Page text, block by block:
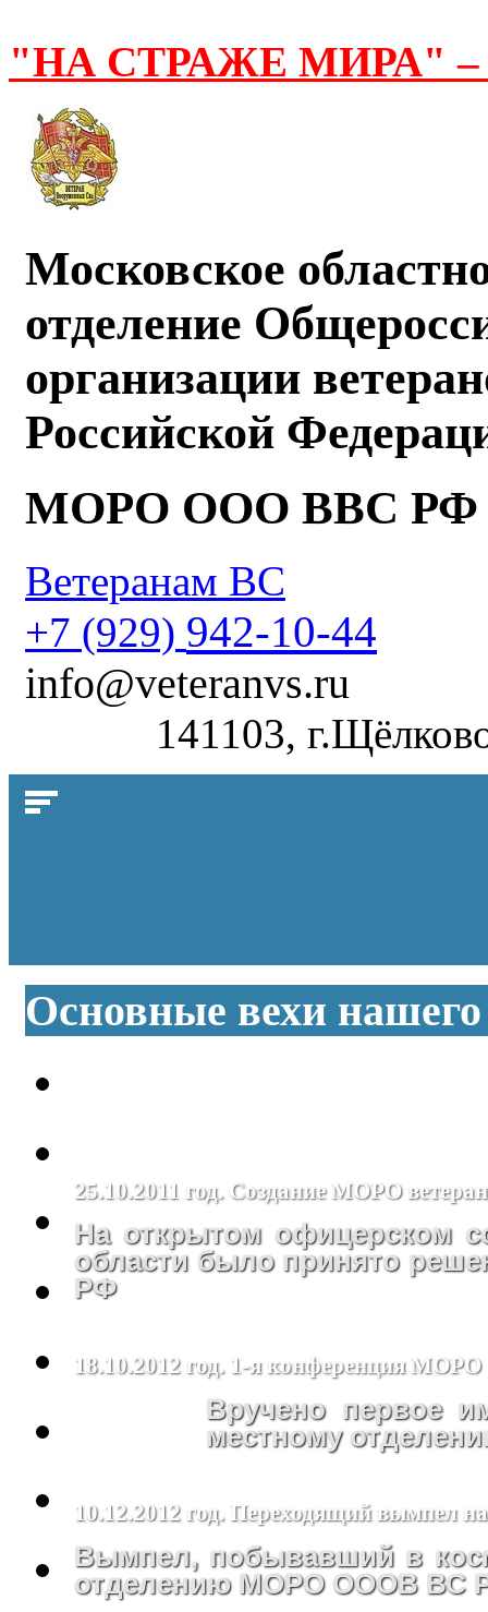
"НА СТРАЖЕ МИРА"
Московское
отделение
организации
Российской
МОРО ООО ВВС РФ
Ветеранам ВС
+7 (929) 942-10-44
info@veteranvs.ru
141103,
Основные вехи
25.10.2011 год. Создание МОРО
На открытом офицерском
области было принято
РФ
18.10.2012 год. 1-я конференция МОРО
Вручено первое
местному
10.12.2012 год. Переходящий вымпел
Вымпел, побывавший в
отделению МОРО ОООВ ВС